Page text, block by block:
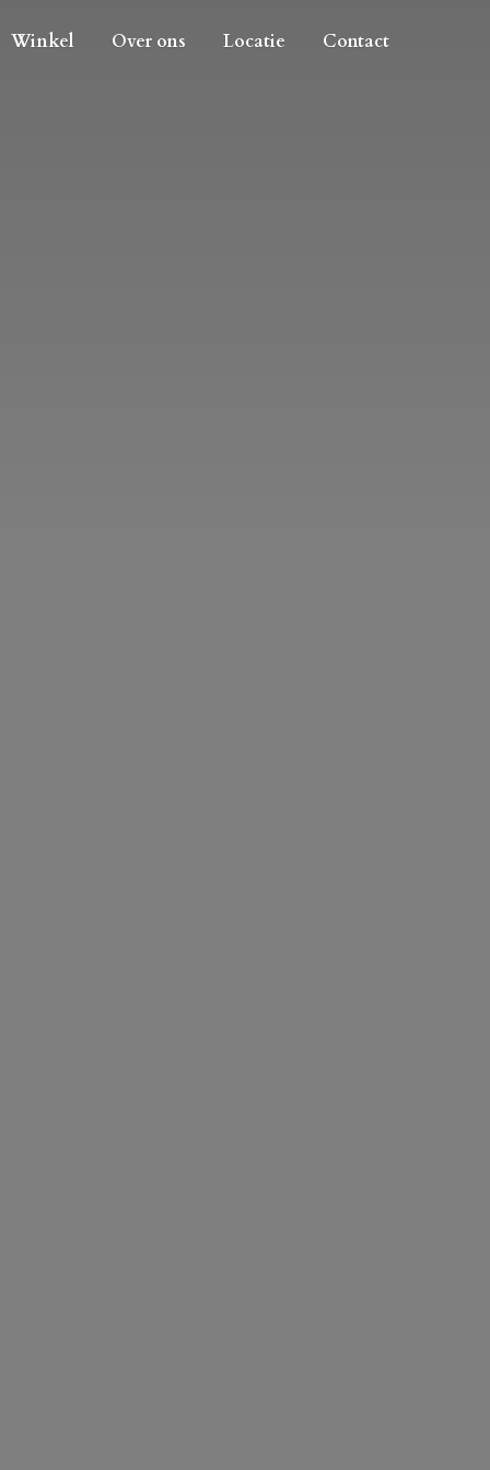
Winkel Over ons Locatie Contact